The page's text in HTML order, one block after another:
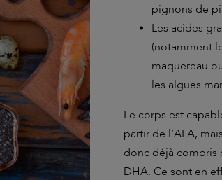
pignons de
Les acides
(notamment
maquereau
les algues
Le corps est
partir de l’ALA,
donc déjà compris
DHA. Ce sont en